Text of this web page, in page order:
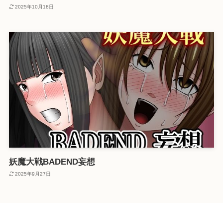
2025年10月18日
妖魔大戦BADEND妄想
2025年9月27日